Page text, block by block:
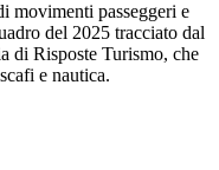
movimenti passeggeri e
del 2025 tracciato dal
di Risposte Turismo, che
e nautica.